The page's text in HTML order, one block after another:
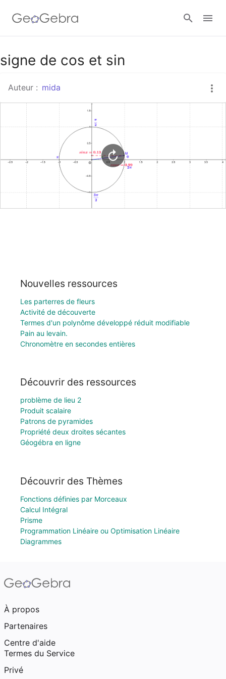
Google Classroom
Classe GeoGebra
Se connecter
signe de cos et sin
Auteur : mida
Nouvelles ressources
Les parterres de fleurs
Activité de découverte
Termes d'un polynôme développé réduit modifiable
Pain au levain.
Chronomètre en secondes entières
Découvrir des ressources
problème de lieu 2
Produit scalaire
Patrons de pyramides
Propriété deux droites sécantes
Géogébra en ligne
Découvrir des Thèmes
Fonctions définies par Morceaux
Calcul Intégral
Prisme
Programmation Linéaire ou Optimisation Linéaire
Diagrammes
À propos
Partenaires
Centre d'aide
Termes du Service
Privé